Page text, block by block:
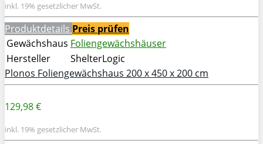
inkl. 19% gesetzlicher MwSt.
Produktdetails Preis prüfen
Gewächshaus Foliengewächshäuser
Hersteller
ShelterLogic
Plonos Foliengewächshaus 200 x 450 x 200 cm
129,98 €
inkl. 19% gesetzlicher MwSt.